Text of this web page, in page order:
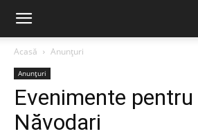
Acasă Anunțuri
Anunțuri
Evenimente
Năvodari